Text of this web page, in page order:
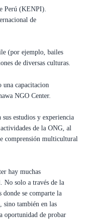
Perú (KENPI).
de
(por ejemplo, bailes
de diversas culturas.
una capacitacion
NGO Center.
estudios y experiencia
de la ONG, al
comprensión multicultural
hay muchas
No solo a través de la
se comparte la
sino también en las
oportunidad de probar